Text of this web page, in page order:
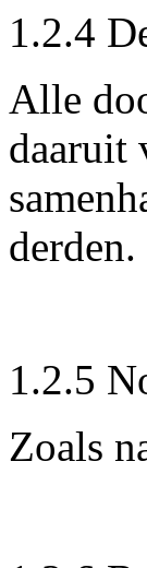
1.2.4
Alle
daaruit
derden.
1.2.5
Zoals